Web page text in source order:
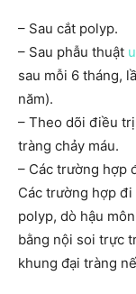
– Sau cắt polyp.
– Sau phẫu thuật
sau mỗi 6 tháng,
năm).
– Theo dõi điều
tràng chảy máu.
– Các trường hợp
Các trường hợp
polyp, dò hậu
bằng nội soi trực
khung đại tràng